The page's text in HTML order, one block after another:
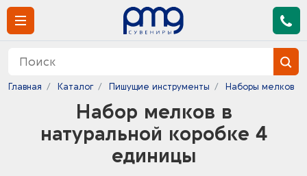
Главная Каталог Пишущие инструменты Наборы мелков
Набор мелков в
натуральной коробке 4
единицы